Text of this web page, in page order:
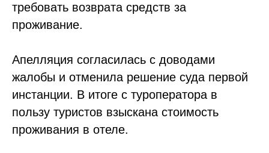
требовать возврата средств за
проживание.
Апелляция согласилась с доводами
жалобы и отменила решение суда первой
инстанции. В итоге с туроператора в
пользу туристов взыскана стоимость
проживания в отеле.